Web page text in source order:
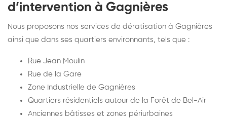
d’intervention à Gagnières
Nous proposons nos services de dératisation à Gagnières
ainsi que dans ses quartiers environnants, tels que :
Rue Jean Moulin
Rue de la Gare
Zone Industrielle de Gagnières
Quartiers résidentiels autour de la Forêt de Bel-Air
Anciennes bâtisses et zones périurbaines